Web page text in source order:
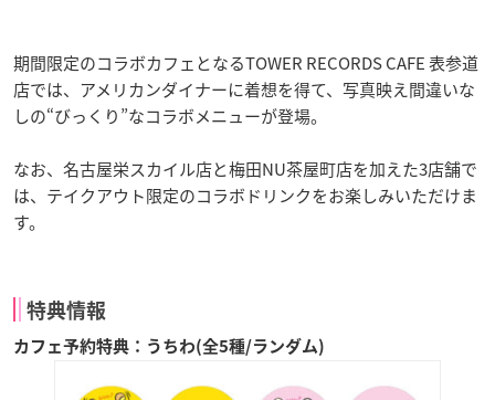
期間限定のコラボカフェとなるTOWER RECORDS CAFE 表参道
店では、アメリカンダイナーに着想を得て、写真映え間違いな
しの“びっくり”なコラボメニューが登場。
なお、名古屋栄スカイル店と梅田NU茶屋町店を加えた3店舗で
は、テイクアウト限定のコラボドリンクをお楽しみいただけま
す。
特典情報
カフェ予約特典：うちわ(全5種/ランダム)